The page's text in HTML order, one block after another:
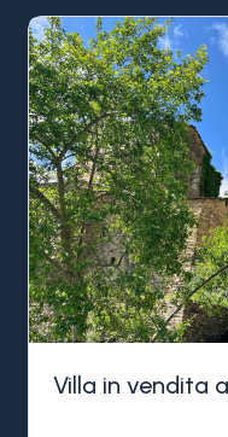
Villa in vendita